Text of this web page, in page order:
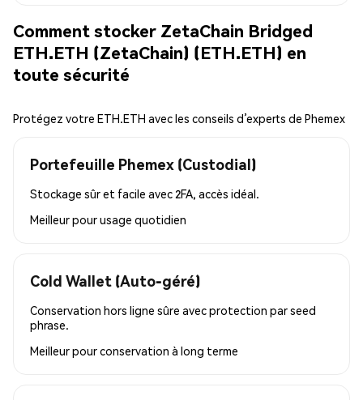
Comment stocker ZetaChain Bridged
ETH.ETH (ZetaChain) (ETH.ETH) en
toute sécurité
Protégez votre ETH.ETH avec les conseils d’experts de Phemex
Portefeuille Phemex (Custodial)
Stockage sûr et facile avec 2FA, accès idéal.
Meilleur pourusage quotidien
Cold Wallet (Auto-géré)
Conservation hors ligne sûre avec protection par seed
phrase.
Meilleur pourconservation à long terme